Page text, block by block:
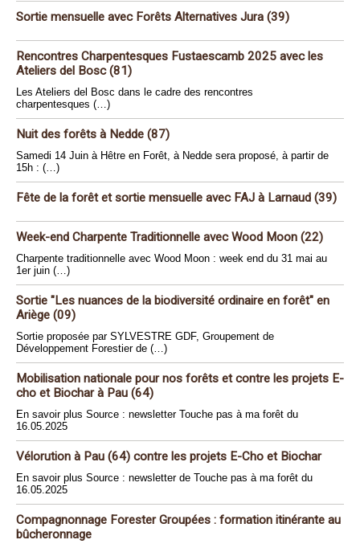
Sortie mensuelle avec Forêts Alternatives Jura (39)
Rencontres Charpentesques Fustaescamb 2025 avec les
Ateliers del Bosc (81)
Les Ateliers del Bosc dans le cadre des rencontres
charpentesques (…)
Nuit des forêts à Nedde (87)
Samedi 14 Juin à Hêtre en Forêt, à Nedde sera proposé, à partir de
15h : (…)
Fête de la forêt et sortie mensuelle avec FAJ à Larnaud (39)
Week-end Charpente Traditionnelle avec Wood Moon (22)
Charpente traditionnelle avec Wood Moon : week end du 31 mai au
1er juin (…)
Sortie "Les nuances de la biodiversité ordinaire en forêt" en
Ariège (09)
Sortie proposée par SYLVESTRE GDF, Groupement de
Développement Forestier de (…)
Mobilisation nationale pour nos forêts et contre les projets E-
cho et Biochar à Pau (64)
En savoir plus Source : newsletter Touche pas à ma forêt du
16.05.2025
Vélorution à Pau (64) contre les projets E-Cho et Biochar
En savoir plus Source : newsletter de Touche pas à ma forêt du
16.05.2025
Compagnonnage Forester Groupées : formation itinérante au
bûcheronnage